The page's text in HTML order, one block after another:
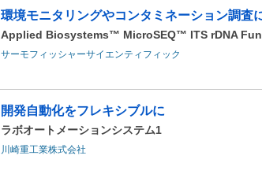
環境モニタリングやコンタミネーション調査
Applied Biosystems™ MicroSEQ™ ITS rDNA
サーモフィッシャーサイエンティフィック
開発自動化をフレキシブルに
ラボオートメーションシステム1
川崎重工業株式会社